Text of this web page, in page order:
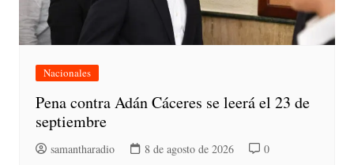
Nacionales
Pena contra Adán Cáceres se leerá el 23 de
septiembre
samantharadio 8 de agosto de 2026 0